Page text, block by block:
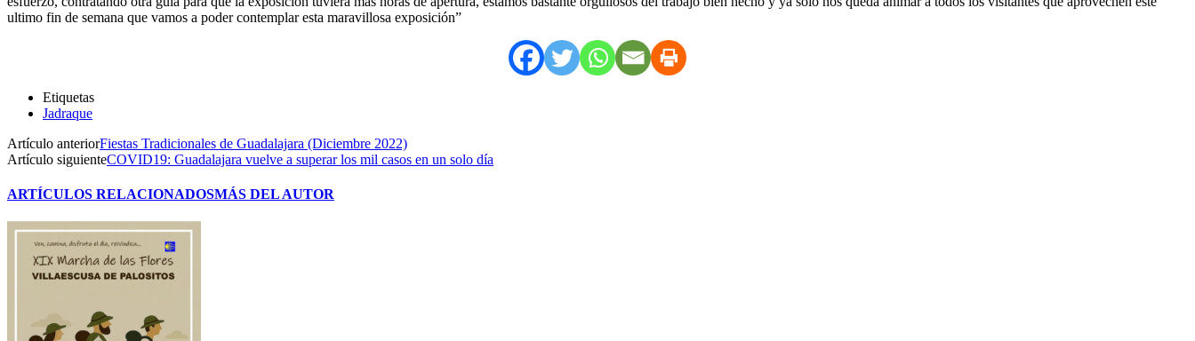
ultimo fin de semana que vamos a poder contemplar esta maravillosa exposición”
Etiquetas
Jadraque
Artículo anteriorFiestas Tradicionales de Guadalajara (Diciembre 2022)
Artículo siguienteCOVID19: Guadalajara vuelve a superar los mil casos en un solo día
ARTÍCULOS RELACIONADOSMÁS DEL AUTOR